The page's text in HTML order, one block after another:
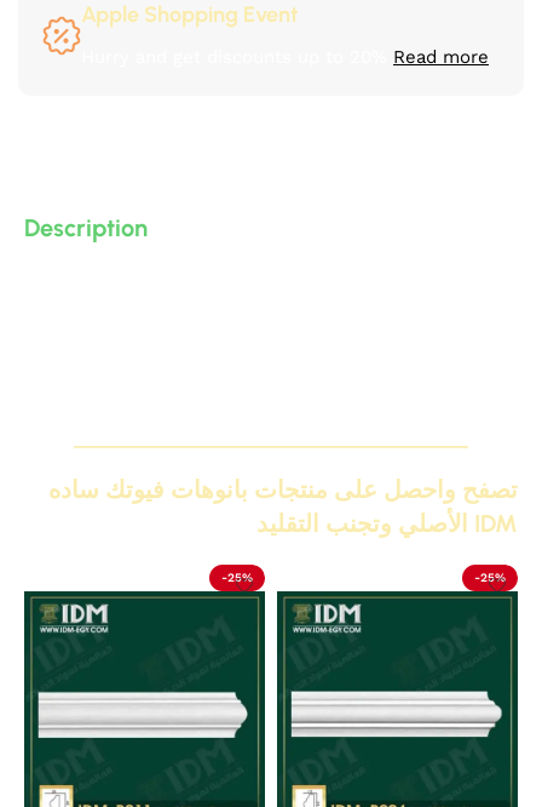
Apple Shopping Event
Read more
Description
تصفح واحصل على منتجات بانوهات فيوتك ساده
IDM الأصلي وتجنب التقليد
-25%
-25%